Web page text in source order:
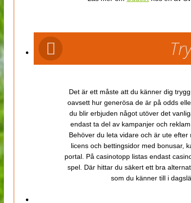
Det är ett måste att du känner dig
oavsett hur generösa de är på odds
du blir erbjuden något utöver det
endast ta del av kampanjer och
Behöver du leta vidare och är ute
licens och bettingsidor med bonusar,
portal. På casinotopp listas endast
spel. Där hittar du säkert ett bra
som du känner till i